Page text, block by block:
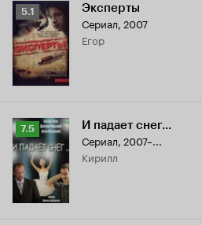
Рейтинг
Кинопоиска
5.1
5.1 Эксперты
Сериал, 2007
Егор
Рейтинг
Кинопоиска
7.5
7.5 И падает снег...
Сериал, 2007–...
Кирилл